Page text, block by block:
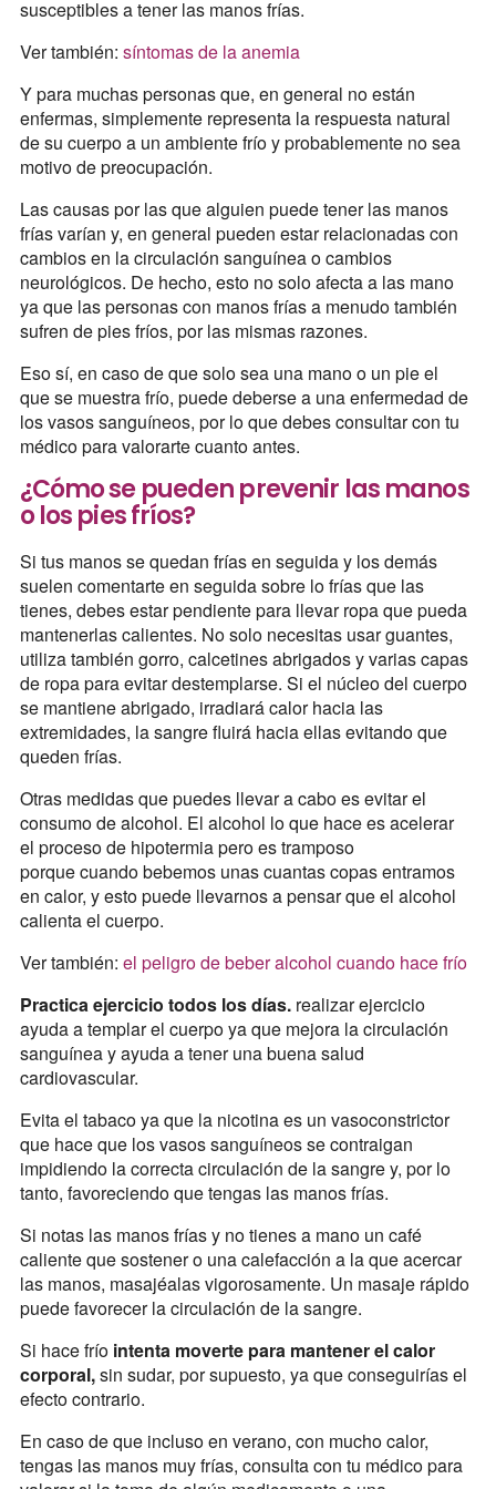
susceptibles a tener las manos frías.
Ver también: síntomas de la anemia
Y para muchas personas que, en general no están
enfermas, simplemente representa la respuesta natural
de su cuerpo a un ambiente frío y probablemente no sea
motivo de preocupación.
Las causas por las que alguien puede tener las manos
frías varían y, en general pueden estar relacionadas con
cambios en la circulación sanguínea o cambios
neurológicos. De hecho, esto no solo afecta a las mano
ya que las personas con manos frías a menudo también
sufren de pies fríos, por las mismas razones.
Eso sí, en caso de que solo sea una mano o un pie el
que se muestra frío, puede deberse a una enfermedad de
los vasos sanguíneos, por lo que debes consultar con tu
médico para valorarte cuanto antes.
¿Cómo se pueden prevenir las manos
o los pies fríos?
Si tus manos se quedan frías en seguida y los demás
suelen comentarte en seguida sobre lo frías que las
tienes, debes estar pendiente para llevar ropa que pueda
mantenerlas calientes. No solo necesitas usar guantes,
utiliza también gorro, calcetines abrigados y varias capas
de ropa para evitar destemplarse. Si el núcleo del cuerpo
se mantiene abrigado, irradiará calor hacia las
extremidades, la sangre fluirá hacia ellas evitando que
queden frías.
Otras medidas que puedes llevar a cabo es evitar el
consumo de alcohol. El alcohol lo que hace es acelerar
el proceso de hipotermia pero es tramposo
porque cuando bebemos unas cuantas copas entramos
en calor, y esto puede llevarnos a pensar que el alcohol
calienta el cuerpo.
Ver también: el peligro de beber alcohol cuando hace frío
Practica ejercicio todos los días. realizar ejercicio
ayuda a templar el cuerpo ya que mejora la circulación
sanguínea y ayuda a tener una buena salud
cardiovascular.
Evita el tabaco ya que la nicotina es un vasoconstrictor
que hace que los vasos sanguíneos se contraigan
impidiendo la correcta circulación de la sangre y, por lo
tanto, favoreciendo que tengas las manos frías.
Si notas las manos frías y no tienes a mano un café
caliente que sostener o una calefacción a la que acercar
las manos, masajéalas vigorosamente. Un masaje rápido
puede favorecer la circulación de la sangre.
Si hace frío intenta moverte para mantener el calor
corporal,sin sudar, por supuesto, ya que conseguirías el
efecto contrario.
En caso de que incluso en verano, con mucho calor,
tengas las manos muy frías, consulta con tu médico para